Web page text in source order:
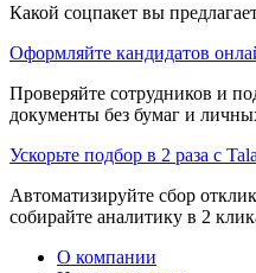
Какой соцпакет вы
Оформляйте кандидатов
Проверяйте сотрудников и
документы без бумаг и
Ускорьте подбор в 2 раза с
Автоматизируйте сбор
собирайте аналитику в 2
О компании